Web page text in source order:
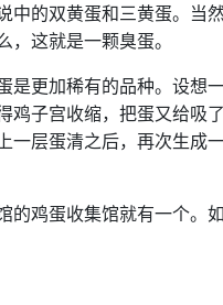
中的双黄蛋和三黄蛋。当
这就是一颗臭蛋。
更加稀有的品种。设想
鸡子宫收缩，把蛋又给吸
一层蛋清之后，再次生成
的鸡蛋收集馆就有一个。